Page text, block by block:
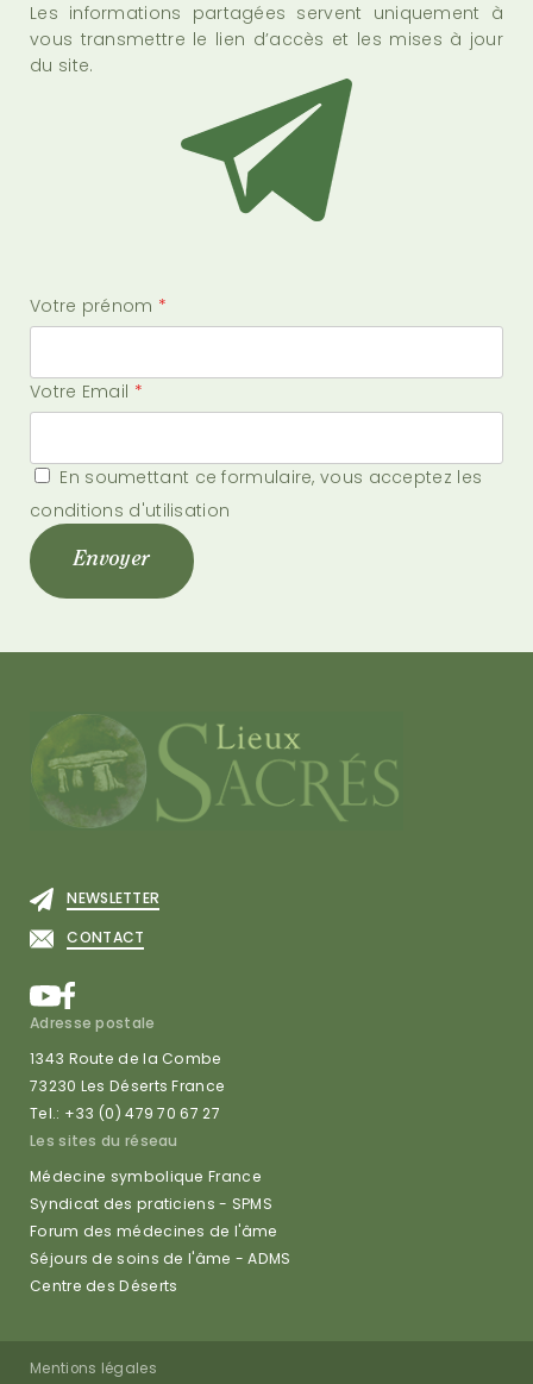
Les informations partagées servent uniquement à
vous transmettre le lien d’accès et les mises à jour
du site.
Votre prénom *
Votre Email *
En soumettant ce formulaire, vous acceptez les
conditions d'utilisation
Envoyer
NEWSLETTER
CONTACT
Adresse postale
1343 Route de la Combe
73230 Les Déserts France
Tel.: +33 (0) 479 70 67 27
Les sites du réseau
Médecine symbolique France
Syndicat des praticiens - SPMS
Forum des médecines de l'âme
Séjours de soins de l'âme - ADMS
Centre des Déserts
Mentions légales